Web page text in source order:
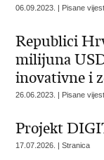
06.09.2023. | Pisane
Republici
milijuna
inovativne i
26.06.2023. | Pisane
Projekt
17.07.2026. | Stranica